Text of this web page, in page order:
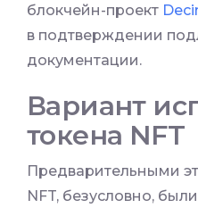
блокчейн-проект
в подтверждении
документации.
Вариант
токена NFT
Предварительными
NFT, безусловно,